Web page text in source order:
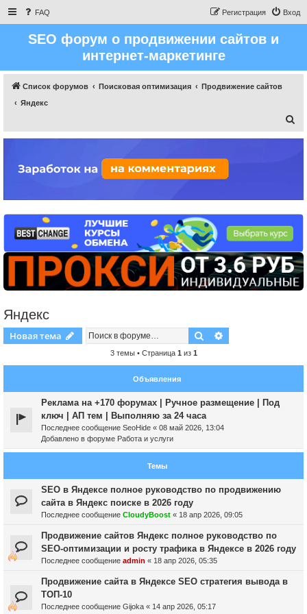
FAQ Вход
Регистрация
SEO форум о продвижении сайтов и
интернет-маркетинге
Список форумов Поисковая оптимизация
Продвижение сайтов
Яндекс
Яндекс
Новая тема Поиск
3 темы • Страница 1 из 1
Объявления
Реклама на +170 форумах | Ручное размещение | Под
ключ | АП тем | Выполняю за 24 часа
Последнее сообщение SeoHide « 08 май 2026, 13:04
Добавлено в форуме Работа и услуги
Темы
SEO в Яндексе полное руководство по продвижению
сайта в Яндекс поиске в 2026 году
Последнее сообщение CloudyBoost « 18 апр 2026, 09:05
Продвижение сайтов Яндекс полное руководство по
SEO-оптимизации и росту трафика в Яндексе в 2026 году
Последнее сообщение admin « 18 апр 2026, 05:35
Продвижение сайта в Яндексе SEO стратегия вывода в
ТОП-10
Последнее сообщение Gijoka « 14 апр 2026, 05:17